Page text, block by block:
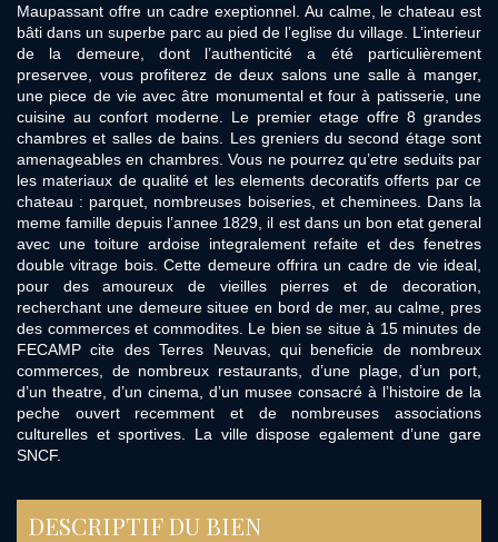
Maupassant offre un cadre exeptionnel. Au calme, le chateau est
bâti dans un superbe parc au pied de l’eglise du village. L’interieur
de la demeure, dont l’authenticité a été particulièrement
preservee, vous profiterez de deux salons une salle à manger,
une piece de vie avec âtre monumental et four à patisserie, une
cuisine au confort moderne. Le premier etage offre 8 grandes
chambres et salles de bains. Les greniers du second étage sont
amenageables en chambres. Vous ne pourrez qu’etre seduits par
les materiaux de qualité et les elements decoratifs offerts par ce
chateau : parquet, nombreuses boiseries, et cheminees. Dans la
meme famille depuis l’annee 1829, il est dans un bon etat general
avec une toiture ardoise integralement refaite et des fenetres
double vitrage bois. Cette demeure offrira un cadre de vie ideal,
pour des amoureux de vieilles pierres et de decoration,
recherchant une demeure situee en bord de mer, au calme, pres
des commerces et commodites. Le bien se situe à 15 minutes de
FECAMP cite des Terres Neuvas, qui beneficie de nombreux
commerces, de nombreux restaurants, d’une plage, d’un port,
d’un theatre, d’un cinema, d’un musee consacré à l’histoire de la
peche ouvert recemment et de nombreuses associations
culturelles et sportives. La ville dispose egalement d’une gare
SNCF.
DESCRIPTIF DU BIEN